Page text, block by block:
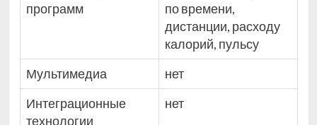
программ
по времени,
дистанции, расходу
калорий, пульсу
Мультимедиа
нет
Интеграционные
технологии
нет